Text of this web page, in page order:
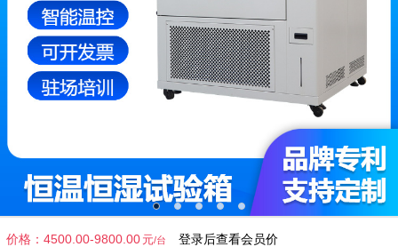
价格： 4500.00-9800.00 元
登录后查看会员价